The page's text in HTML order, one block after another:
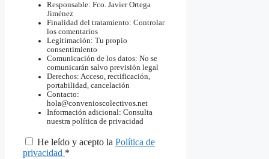
Responsable: Fco. Javier Ortega
Jiménez
Finalidad del tratamiento: Controlar
los comentarios
Legitimación: Tu propio
consentimiento
Comunicación de los datos: No se
comunicarán salvo previsión legal
Derechos: Acceso, rectificación,
portabilidad, cancelación
Contacto:
hola@convenioscolectivos.net
Información adicional: Consulta
nuestra política de privacidad
He leído y acepto la Política de
privacidad *